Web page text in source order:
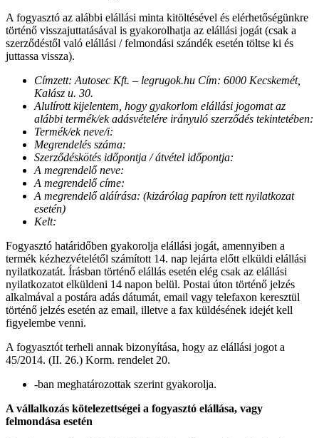
A fogyasztó az alábbi elállási minta kitöltésével és elérhetőségünkre
történő visszajuttatásával is gyakorolhatja az elállási jogát (csak a
szerződéstől való elállási / felmondási szándék esetén töltse ki és
juttassa vissza).
Címzett: Autosec Kft. – legrugok.hu Cím: 6000 Kecskemét,
Kalász u. 30.
Alulírott kijelentem, hogy gyakorlom elállási jogomat az
alábbi termék/ek adásvételére irányuló szerződés tekintetében:
Termék/ek neve/i:
Megrendelés száma:
Szerződéskötés időpontja / átvétel időpontja:
A megrendelő neve:
A megrendelő címe:
A megrendelő aláírása: (kizárólag papíron tett nyilatkozat
esetén)
Kelt:
Fogyasztó határidőben gyakorolja elállási jogát, amennyiben a
termék kézhezvételétől számított 14. nap lejárta előtt elküldi elállási
nyilatkozatát. Írásban történő elállás esetén elég csak az elállási
nyilatkozatot elküldeni 14 napon belül. Postai úton történő jelzés
alkalmával a postára adás dátumát, email vagy telefaxon keresztül
történő jelzés esetén az email, illetve a fax küldésének idejét kell
figyelembe venni.
A fogyasztót terheli annak bizonyítása, hogy az elállási jogot a
45/2014. (II. 26.) Korm. rendelet 20.
-ban meghatározottak szerint gyakorolja.
A vállalkozás kötelezettségei a fogyasztó elállása, vagy
felmondása esetén